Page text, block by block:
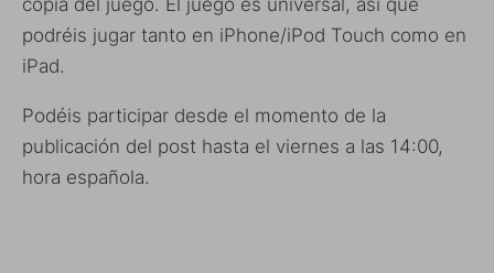
copia del juego. El juego es universal, así que
podréis jugar tanto en iPhone/iPod Touch como en
iPad.
Podéis participar desde el momento de la
publicación del post hasta el viernes a las 14:00,
hora española.